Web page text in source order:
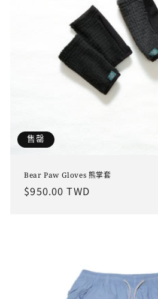
售罄
Bear Paw Gloves 熊掌套
定
$950.00 TWD